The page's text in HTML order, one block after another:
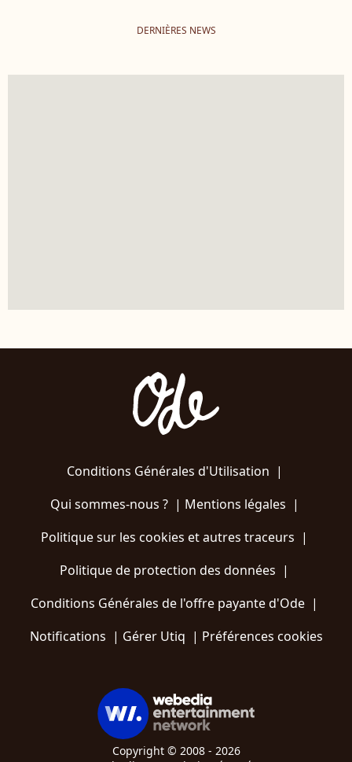
DERNIÈRES NEWS
Conditions Générales d'Utilisation |
Qui sommes-nous ?| Mentions légales |
Politique sur les cookies et autres traceurs |
Politique de protection des données |
Conditions Générales de l'offre payante d'Ode |
Notifications | Gérer Utiq | Préférences cookies
Copyright © 2008 - 2026